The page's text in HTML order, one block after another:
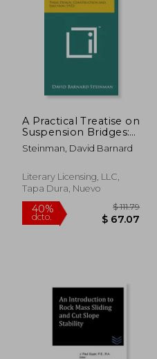
A Practical Treatise on
Suspension Bridges:
Their Design,
Construction and
Inglés)
Steinman, David Barnard
Literary Licensing, LLC,
Tapa Dura, Nuevo